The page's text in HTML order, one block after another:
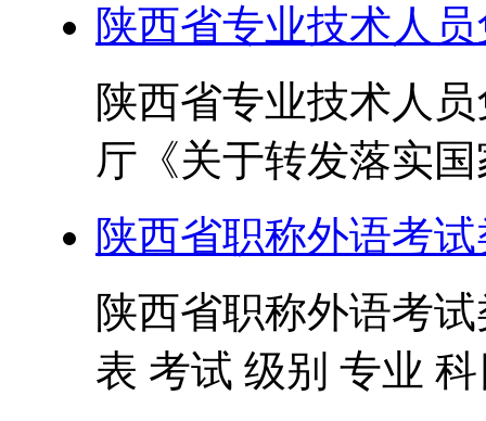
陕西省专业技术人
陕西省专业技术人
厅《关于转发落实
陕西省职称外语考
陕西省职称外语考
表 考试 级别 专业